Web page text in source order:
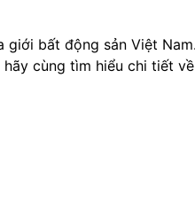
bất động sản Việt
cùng tìm hiểu chi tiết